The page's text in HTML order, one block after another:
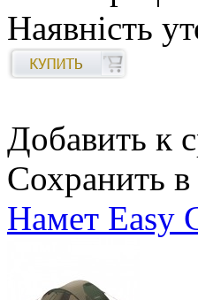
Наявність
Добавить к
Сохранить в
Намет Easy